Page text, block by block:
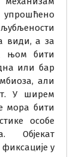
упрошћено
види, а за
њом бити
или бар
али
У ширем
мора бити
особе
Објекат
фиксације у